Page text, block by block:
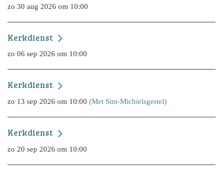
zo 30 aug 2026 om 10:00
Kerkdienst
zo 06 sep 2026 om 10:00
Kerkdienst
zo 13 sep 2026 om 10:00 (Met Sint-Michielsgestel)
Kerkdienst
zo 20 sep 2026 om 10:00